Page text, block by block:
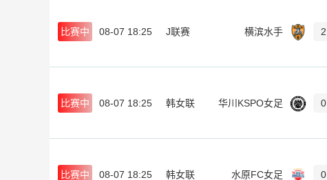
比赛中 08-07 18:25 J联赛 横滨水手 2
比赛中 08-07 18:25 韩女联 华川KSPO女足 0
比赛中 08-07 18:25 韩女联 水原FC女足 0